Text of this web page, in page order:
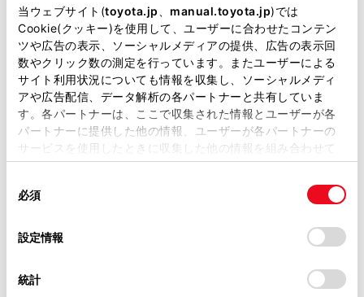
当ウェブサイト(toyota.jp manual.toyota.jp)では
Cookie(クッキー)を使用して、ユーザーに合わせたコンテン
ツや広告の表示、ソーシャルメディアの提供、広告の表示回
数やクリック数の測定を行っています。またユーザーによる
サイト利用状況についても情報を収集し、ソーシャルメディ
アや広告配信、データ解析の各パートナーと共有していま
す。各パートナーは、ここで収集された情報とユーザーが各
パートナーに提供した他の情報、ユーザーが各パートナーの
サービスを使用したときに収集した他の情報を組み合わせて
使用することがあります。当ウェブサイトの使用を続行する
デバイスにすべてのCookie(クッキー)が保存されることに同
意したことになります。Cookie(クッキー)のオプトアウト、
設定の変更、同意を撤回したりするにあたっては、当社の
「Cookie（クッキー）情報の取り扱いについて
」をご覧くだ
必須
設定情報
統計
エンジンタイプ PHEV
駆動方式 E-Four
試乗予約